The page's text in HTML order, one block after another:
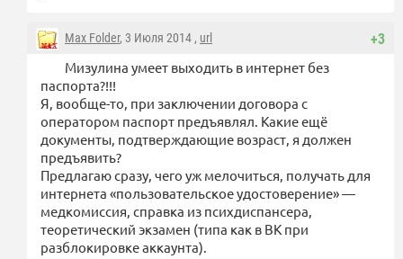
+3
Max Folder, 3 Июля 2014 , url
Мизулина умеет выходить в интернет без
паспорта?!!!
Я, вообще-то, при заключении договора с
оператором паспорт предъявлял. Какие ещё
документы, подтверждающие возраст, я должен
предъявить?
Предлагаю сразу, чего уж мелочиться, получать для
интернета «пользовательское удостоверение» —
медкомиссия, справка из психдиспансера,
теоретический экзамен (типа как в ВК при
разблокировке аккаунта).